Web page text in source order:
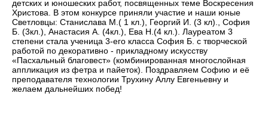
детских и юношеских работ, посвященных теме Воскресения
Христова. В этом конкурсе приняли участие и наши юные
Светловцы: Станислава М.( 1 кл.), Георгий И. (3 кл)., София
Б. (3кл.), Анастасия А. (4кл.), Ева Н.(4 кл.). Лауреатом 3
степени стала ученица 3-его класса София Б. с творческой
работой по декоративно - прикладному искусству
«Пасхальный благовест» (комбинированная многослойная
аппликация из фетра и пайеток). Поздравляем Софию и её
преподавателя технологии Трухину Аллу Евгеньевну и
желаем дальнейших побед!